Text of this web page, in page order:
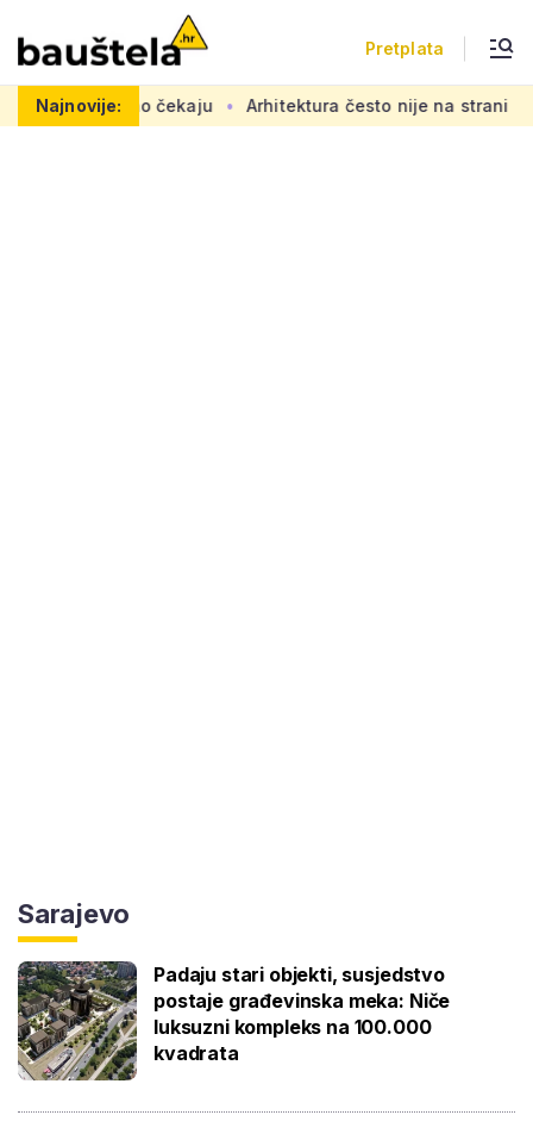
Pretplata
Najnovije:
se željno čekaju Arhitektura često nije na strani 'običnog
Sarajevo
Padaju stari objekti, susjedstvo
postaje građevinska meka: Niče
luksuzni kompleks na 100.000
kvadrata